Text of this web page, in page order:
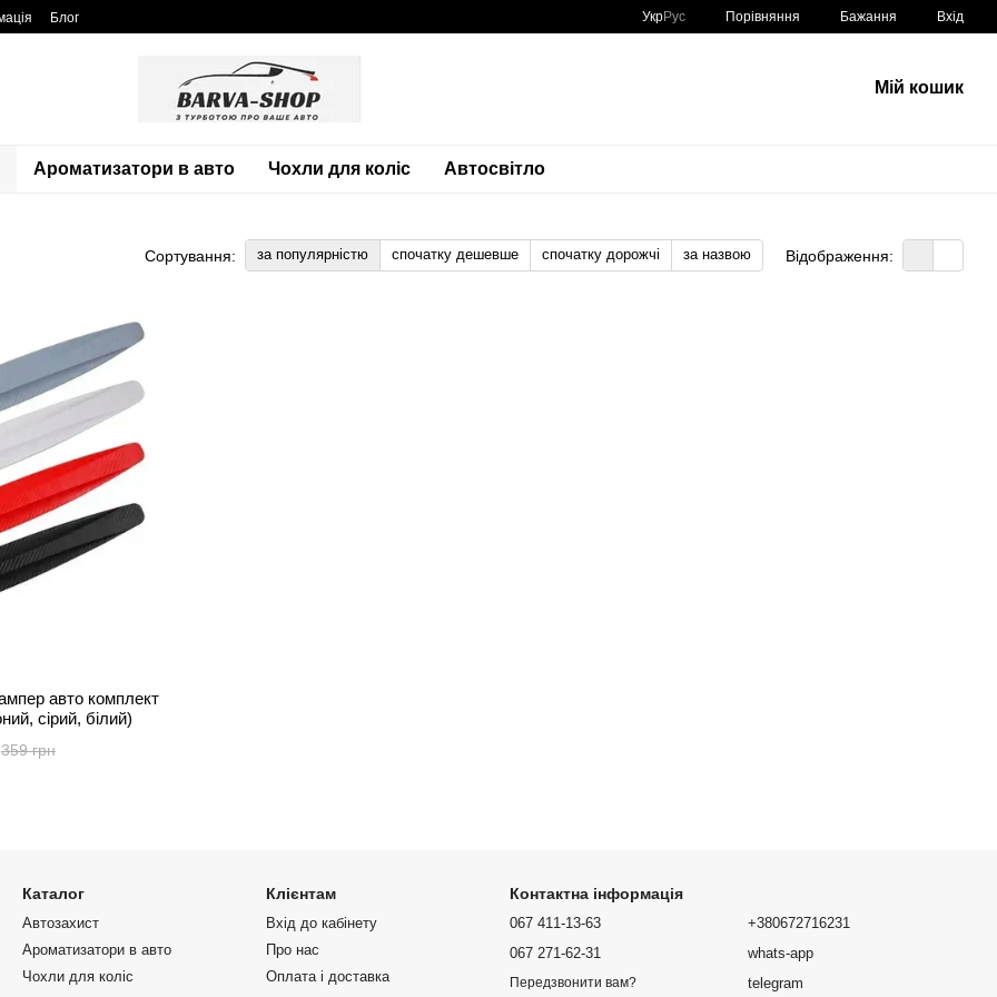
Блог УкрРус Порівняння Бажання Вхід
Мій кошик
Ароматизатори в авто Чохли для коліс Автосвітло
Сортування: за популярністю спочатку дешевше спочатку дорожчі за назвою Відображення:
авто комплект
сірий, білий)
359 грн
Каталог
Автозахист
Ароматизатори в авто
Чохли для коліс
Клієнтам
Вхід до кабінету
Про нас
Оплата і доставка
Контактна інформація
067 411-13-63
067 271-62-31
Передзвонити вам?
+380672716231
whats-app
telegram